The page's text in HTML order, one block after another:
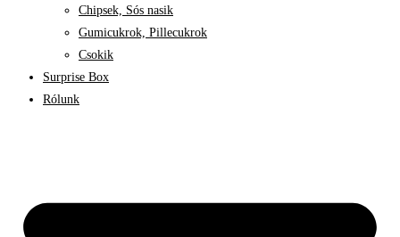
Chipsek, Sós nasik
Gumicukrok, Pillecukrok
Csokik
Surprise Box
Rólunk